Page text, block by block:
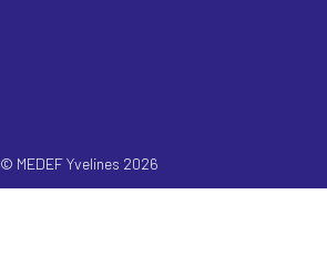
© MEDEF Yvelines 2026